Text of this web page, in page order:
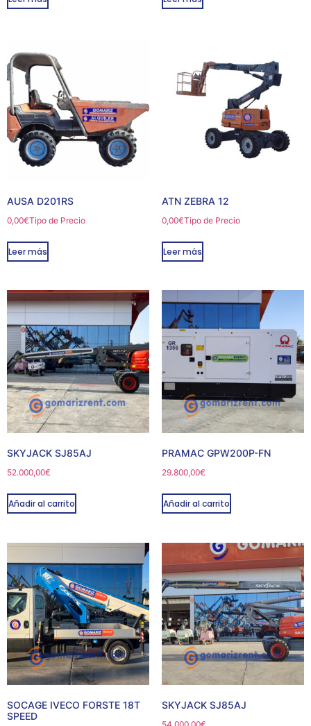
AUSA D201RS
0,00€Tipo de Precio
Leer más
ATN ZEBRA 12
0,00€Tipo de Precio
Leer más
SKYJACK SJ85AJ
52.000,00€
Añadir al carrito
PRAMAC GPW200P-FN
29.800,00€
Añadir al carrito
SOCAGE IVECO FORSTE 18T
SPEED
SKYJACK SJ85AJ